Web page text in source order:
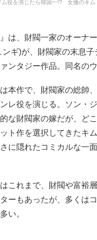
ム役を演じたら韓国一!? 女優のキ
』は、財閥一家のオーナ
ンギ)が、財閥家の末息
ンタジー作品。同名の
本作で、財閥家の総帥
レ役を演じる。ソン・
な財閥家の嫁だが、ど
ト作を選択してきたキ
に隠れたコミカルな一
これまで、財閥や富裕
ーもあったが、多くは
い。